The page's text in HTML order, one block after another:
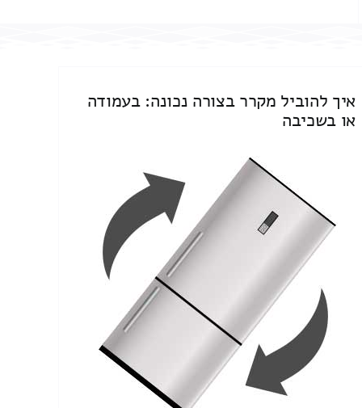
איך להוביל מקרר בצורה נכונה: בעמודה
או בשכיבה